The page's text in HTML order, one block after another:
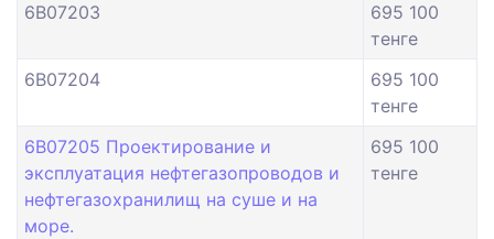
6B07203
695 100
тенге
6B07204
695 100
тенге
6B07205 Проектирование и
эксплуатация нефтегазопроводов и
нефтегазохранилищ на суше и на
море.
695 100
тенге